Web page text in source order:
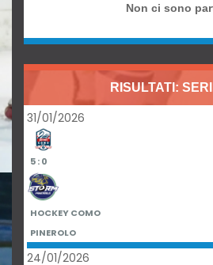
Non ci sono
RISULTATI:
31/01/2026
5 : 0
HOCKEY COMO
PINEROLO
24/01/2026